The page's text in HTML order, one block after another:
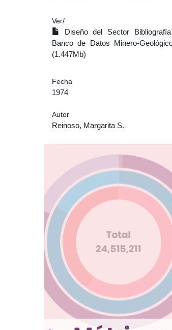
Ver/
Diseño del Sector
Banco de Datos Minero-
(1.447Mb)
Fecha
1974
Autor
Reinoso, Margarita S.